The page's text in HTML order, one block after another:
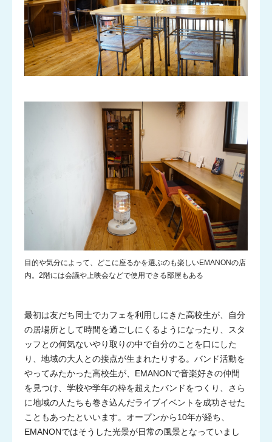
目的や気分によって、どこに座るかを選ぶのも楽しいEMANONの店
内。2階には会議や上映会などで使用できる部屋もある
最初は友だち同士でカフェを利用しにきた高校生が、自分
の居場所として時間を過ごしにくるようになったり、スタ
ッフとの何気ないやり取りの中で自分のことを口にした
り、地域の大人との接点が生まれたりする。バンド活動を
やってみたかった高校生が、EMANONで音楽好きの仲間
を見つけ、学校や学年の枠を超えたバンドをつくり、さら
に地域の人たちも巻き込んだライブイベントを成功させた
こともあったといいます。オープンから10年が経ち、
EMANONではそうした光景が日常の風景となっていまし